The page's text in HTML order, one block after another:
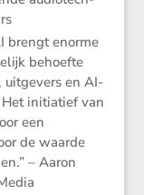
brengt enorme
behoefte
uitge­vers en AI-
initi­a­tief van
een
de waarde
– Aaron